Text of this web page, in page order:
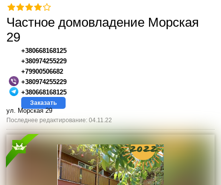
Частное домовладение Морская
29
+380668168125
+380974255229
+79900506682
+380974255229
+380668168125
Заказать
ул. Морская 29
Последнее редактирование: 04.11.22